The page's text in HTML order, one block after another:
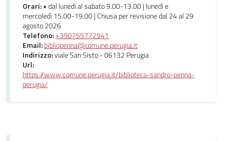
Orari:• dal lunedì al sabato 9.00-13.00 | lunedì e
mercoledì 15.00-19.00 | Chiusa per revisione dal 24 al 29
agosto 2026
Telefono:+390755772941
Email:bibliopenna@comune.perugia.it
Indirizzo:viale San Sisto - 06132 Perugia
Url:
https://www.comune.perugia.it/biblioteca-sandro-penna-
perugia/